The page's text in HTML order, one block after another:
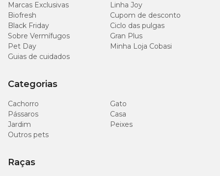
Marcas Exclusivas
Linha Joy
Biofresh
Cupom de desconto
Black Friday
Ciclo das pulgas
Sobre Vermífugos
Gran Plus
Pet Day
Minha Loja Cobasi
Guias de cuidados
Categorias
Cachorro
Gato
Pássaros
Casa
Jardim
Peixes
Outros pets
Raças